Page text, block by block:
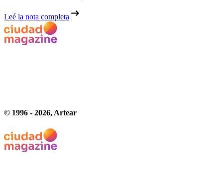
Leé la nota completa
© 1996 - 2026, Artear